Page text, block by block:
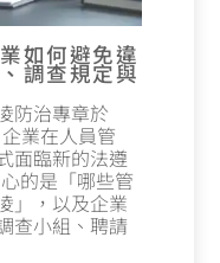
如何避免違
調查規定與
防治專章於
業在人員管
面臨新的法遵
的是「哪些管
」，以及企業
查小組、聘請